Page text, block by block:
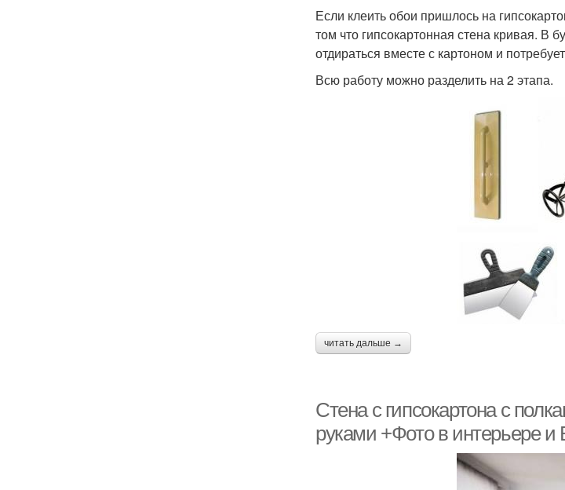
Если клеить обои пришлось на
том что гипсокартонная стена кривая. В
отдираться вместе с картоном и
Всю работу можно разделить на 2 этапа.
читать дальше →
Стена с гипсокартона с
руками +Фото в интерьере и